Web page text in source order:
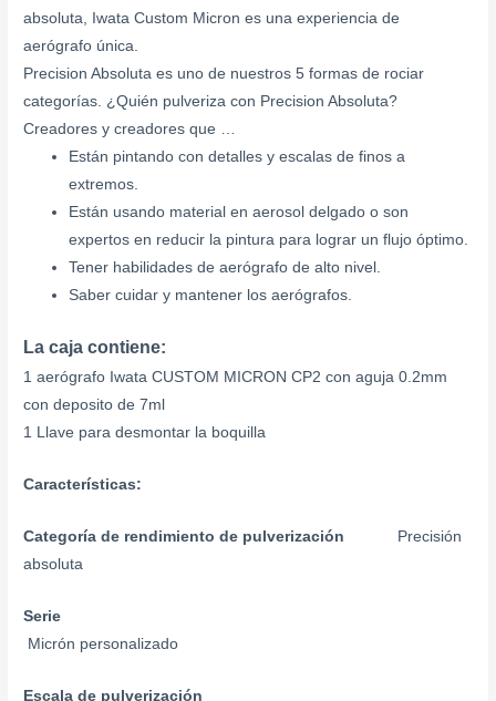
absoluta, Iwata Custom Micron es una experiencia de
aerógrafo única.
Precision Absoluta es uno de nuestros 5 formas de rociar
categorías. ¿Quién pulveriza con Precision Absoluta?
Creadores y creadores que …
Están pintando con detalles y escalas de finos a
extremos.
Están usando material en aerosol delgado o son
expertos en reducir la pintura para lograr un flujo óptimo.
Tener habilidades de aerógrafo de alto nivel.
Saber cuidar y mantener los aerógrafos.
La caja contiene:
1 aerógrafo Iwata CUSTOM MICRON CP2 con aguja 0.2mm
con deposito de 7ml
1 Llave para desmontar la boquilla
Características:
Categoría de rendimiento de pulverización
Precisión
absoluta
Serie
Micrón personalizado
Escala de pulverización